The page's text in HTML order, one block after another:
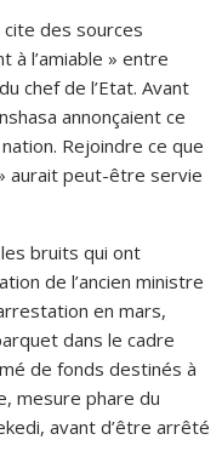
cite des sources
à l’amiable » entre
chef de l’Etat. Avant
annonçaient ce
Rejoindre ce que
aurait peut-être servie
bruits qui ont
de l’ancien ministre
en mars,
dans le cadre
de fonds destinés à
mesure phare du
avant d’être arrêté